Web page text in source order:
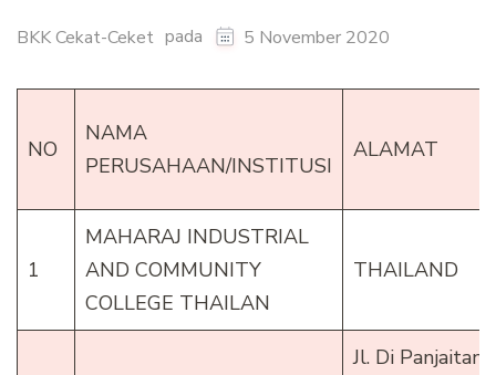
BKK Cekat-Ceket pada 5 November 2020
NO
NAMA
PERUSAHAAN/INSTITUSI
ALAMAT
1
MAHARAJ INDUSTRIAL
AND COMMUNITY
COLLEGE THAILAN
THAILAND
Jl. Di Panjaitan,